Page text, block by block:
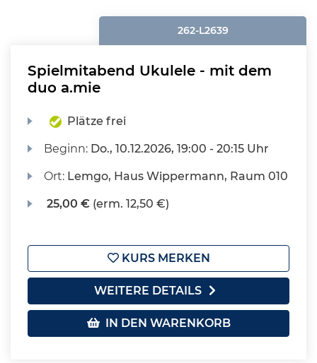
262-L2639
Spielmitabend Ukulele - mit dem
duo a.mie
Plätze frei
Beginn: Do., 10.12.2026, 19:00 - 20:15 Uhr
Ort: Lemgo, Haus Wippermann, Raum 010
25,00 € (erm. 12,50 €)
KURS MERKEN
WEITERE DETAILS
IN DEN WARENKORB